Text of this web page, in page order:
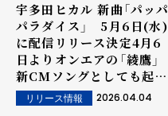
宇多田ヒカル 新曲「パッパ
パラダイス」 5月6日(水)
に配信リリース決定4月6
日よりオンエアの「綾鷹」
新CMソングとしても起用
が決定。
リリース情報 2026.04.04